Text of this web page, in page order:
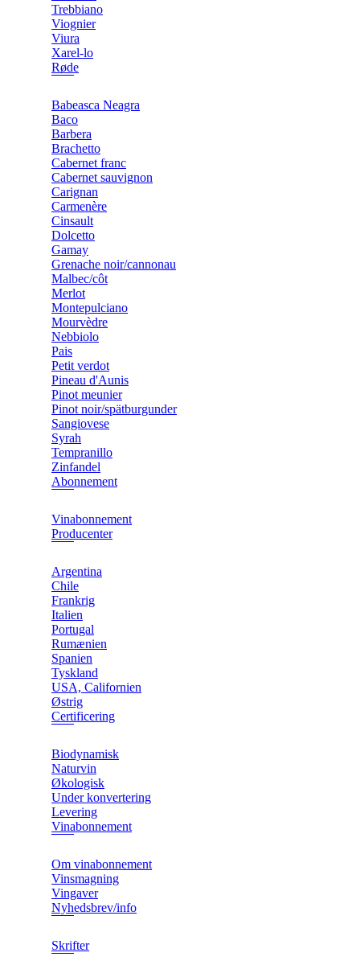
Trebbiano
Viognier
Viura
Xarel-lo
Røde
Babeasca Neagra
Baco
Barbera
Brachetto
Cabernet franc
Cabernet sauvignon
Carignan
Carmenère
Cinsault
Dolcetto
Gamay
Grenache noir/cannonau
Malbec/côt
Merlot
Montepulciano
Mourvèdre
Nebbiolo
Pais
Petit verdot
Pineau d'Aunis
Pinot meunier
Pinot noir/spätburgunder
Sangiovese
Syrah
Tempranillo
Zinfandel
Abonnement
Vinabonnement
Producenter
Argentina
Chile
Frankrig
Italien
Portugal
Rumænien
Spanien
Tyskland
USA, Californien
Østrig
Certificering
Biodynamisk
Naturvin
Økologisk
Under konvertering
Levering
Vinabonnement
Om vinabonnement
Vinsmagning
Vingaver
Nyhedsbrev/info
Skrifter